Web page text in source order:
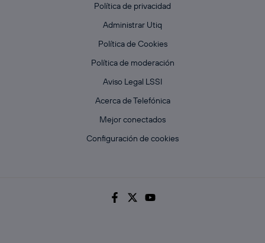
Política de privacidad
Administrar Utiq
Política de Cookies
Política de moderación
Aviso Legal LSSI
Acerca de Telefónica
Mejor conectados
Configuración de cookies